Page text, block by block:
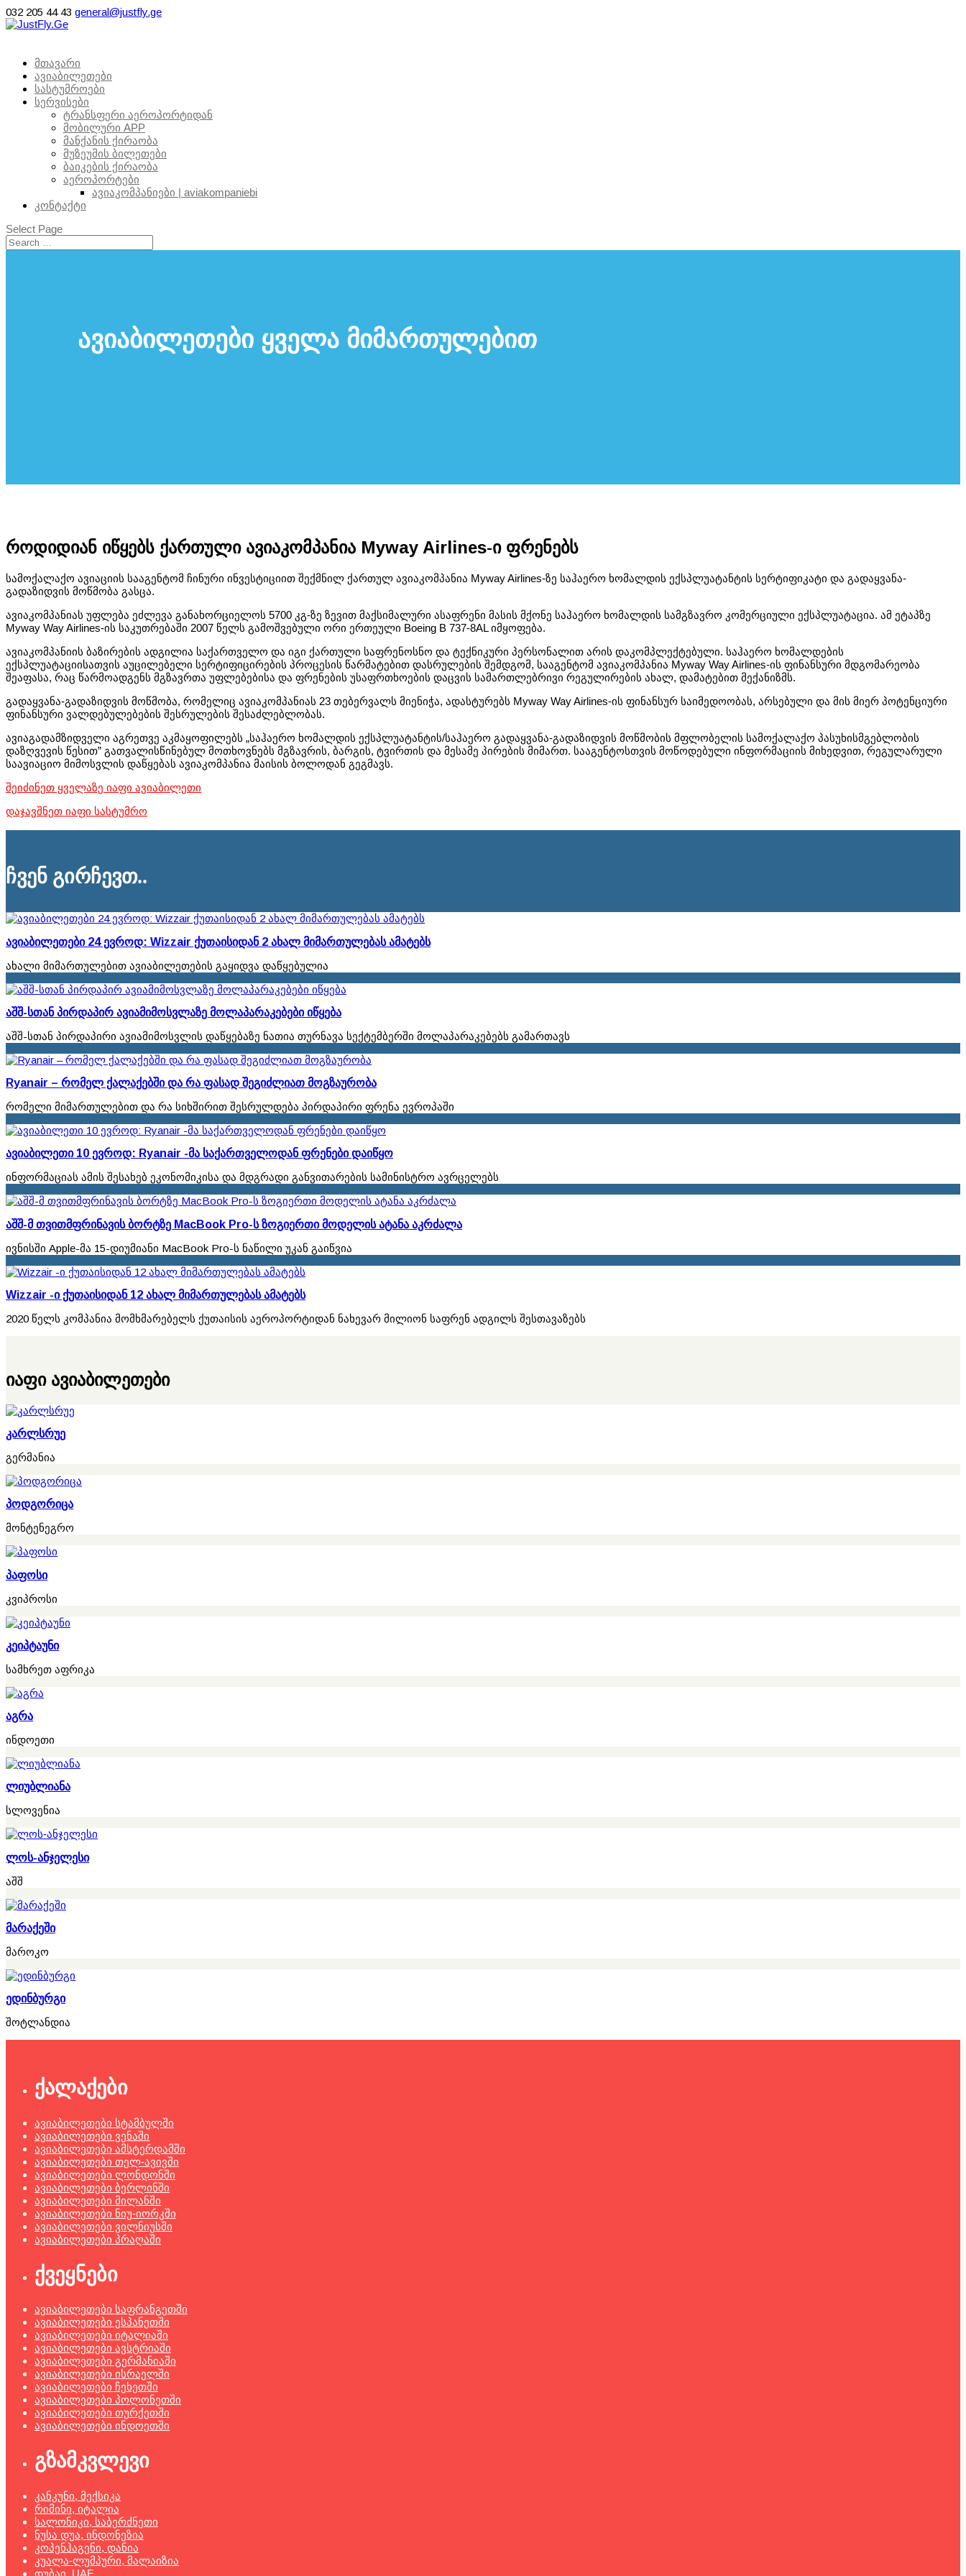
032 205 44 43 general@justfly.ge
მთავარი
ავიაბილეთები
სასტუმროები
სერვისები
ტრანსფერი აეროპორტიდან
მობილური APP
მანქანის ქირაობა
მუზეუმის ბილეთები
ბაიკების ქირაობა
აეროპორტები
ავიაკომპანიები | aviakompaniebi
კონტაქტი
Select Page
ავიაბილეთები ყველა მიმართულებით
როდიდიან იწყებს ქართული ავიაკომპანია Myway Airlines-ი ფრენებს
სამოქალაქო ავიაციის სააგენტომ ჩინური ინვესტიციით შექმნილ ქართულ ავიაკომპანია Myway Airlines-ზე საჰაერო ხომალდის ექსპლუატანტის სერტიფიკატი და გადაყვანა-
გადაზიდვის მოწმობა გასცა.
ავიაკომპანიას უფლება ეძლევა განახორციელოს 5700 კგ-ზე ზევით მაქსიმალური ასაფრენი მასის მქონე საჰაერო ხომალდის სამგზავრო კომერციული ექსპლუატაცია. ამ ეტაპზე
Myway Way Airlines-ის საკუთრებაში 2007 წელს გამოშვებული ორი ერთეული Boeing B 737-8AL იმყოფება.
ავიაკომპანიის ბაზირების ადგილია საქართველო და იგი ქართული საფრენოსნო და ტექნიკური პერსონალით არის დაკომპლექტებული. საჰაერო ხომალდების
ექსპლუატაციისათვის აუცილებელი სერტიფიცირების პროცესის წარმატებით დასრულების შემდგომ, სააგენტომ ავიაკომპანია Myway Way Airlines-ის ფინანსური მდგომარეობა
შეაფასა, რაც წარმოადგენს მგზავრთა უფლებებისა და ფრენების უსაფრთხოების დაცვის სამართლებრივი რეგულირების ახალ, დამატებით მექანიზმს.
გადაყვანა-გადაზიდვის მოწმობა, რომელიც ავიაკომპანიას 23 თებერვალს მიენიჭა, ადასტურებს Myway Way Airlines-ის ფინანსურ საიმედოობას, არსებული და მის მიერ პოტენციური
ფინანსური ვალდებულებების შესრულების შესაძლებლობას.
ავიაგადამზიდველი აგრეთვე აკმაყოფილებს „საჰაერო ხომალდის ექსპლუატანტის/საჰაერო გადაყვანა-გადაზიდვის მოწმობის მფლობელის სამოქალაქო პასუხისმგებლობის
დაზღვევის წესით” გათვალისწინებულ მოთხოვნებს მგზავრის, ბარგის, ტვირთის და მესამე პირების მიმართ. სააგენტოსთვის მოწოდებული ინფორმაციის მიხედვით, რეგულარული
საავიაციო მიმოსვლის დაწყებას ავიაკომპანია მაისის ბოლოდან გეგმავს.
შეიძინეთ ყველაზე იაფი ავიაბილეთი
დაჯავშნეთ იაფი სასტუმრო
ჩვენ გირჩევთ..
ავიაბილეთები 24 ევროდ: Wizzair ქუთაისიდან 2 ახალ მიმართულებას ამატებს
ახალი მიმართულებით ავიაბილეთების გაყიდვა დაწყებულია
აშშ-სთან პირდაპირ ავიამიმოსვლაზე მოლაპარაკებები იწყება
აშშ-სთან პირდაპირი ავიამიმოსვლის დაწყებაზე ნათია თურნავა სექტემბერში მოლაპარაკებებს გამართავს
Ryanair – რომელ ქალაქებში და რა ფასად შეგიძლიათ მოგზაურობა
რომელი მიმართულებით და რა სიხშირით შესრულდება პირდაპირი ფრენა ევროპაში
ავიაბილეთი 10 ევროდ: Ryanair -მა საქართველოდან ფრენები დაიწყო
ინფორმაციას ამის შესახებ ეკონომიკისა და მდგრადი განვითარების სამინისტრო ავრცელებს
აშშ-მ თვითმფრინავის ბორტზე MacBook Pro-ს ზოგიერთი მოდელის ატანა აკრძალა
ივნისში Apple-მა 15-დიუმიანი MacBook Pro-ს ნაწილი უკან გაიწვია
Wizzair -ი ქუთაისიდან 12 ახალ მიმართულებას ამატებს
2020 წელს კომპანია მომხმარებელს ქუთაისის აეროპორტიდან ნახევარ მილიონ საფრენ ადგილს შესთავაზებს
იაფი ავიაბილეთები
კარლსრუე
გერმანია
პოდგორიცა
მონტენეგრო
პაფოსი
კვიპროსი
კეიპტაუნი
სამხრეთ აფრიკა
აგრა
ინდოეთი
ლიუბლიანა
სლოვენია
ლოს-ანჯელესი
აშშ
მარაქეში
მაროკო
ედინბურგი
შოტლანდია
ქალაქები
ავიაბილეთები სტამბულში
ავიაბილეთები ვენაში
ავიაბილეთები ამსტერდამში
ავიაბილეთები თელ-ავივში
ავიაბილეთები ლონდონში
ავიაბილეთები ბერლინში
ავიაბილეთები მილანში
ავიაბილეთები ნიუ-იორკში
ავიაბილეთები ვილნიუსში
ავიაბილეთები პრაღაში
ქვეყნები
ავიაბილეთები საფრანგეთში
ავიაბილეთები ესპანეთში
ავიაბილეთები იტალიაში
ავიაბილეთები ავსტრიაში
ავიაბილეთები გერმანიაში
ავიაბილეთები ისრაელში
ავიაბილეთები ჩეხეთში
ავიაბილეთები პოლონეთში
ავიაბილეთები თურქეთში
ავიაბილეთები ინდოეთში
გზამკვლევი
კანკუნი, მექსიკა
რიმინი, იტალია
სალონიკი, საბერძნეთი
ნუსა დუა, ინდონეზია
კოპენჰაგენი, დანია
კუალა-ლუმპური, მალაიზია
დუბაი, UAE